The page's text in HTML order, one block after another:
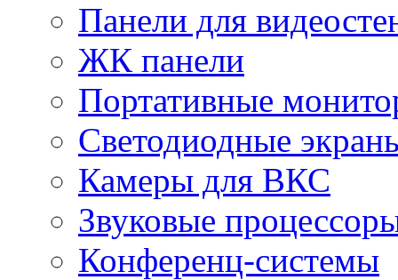
Панели для
ЖК панели
Портативные
Светодиодные
Камеры для ВКС
Звуковые
Конференц-системы